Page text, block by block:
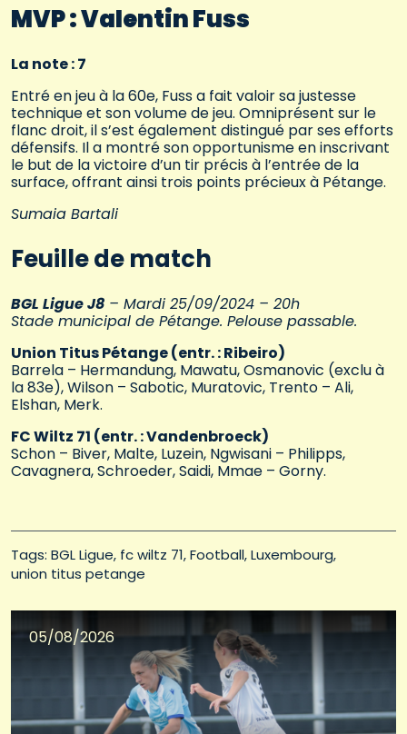
MVP : Valentin Fuss
La note : 7
Entré en jeu à la 60e, Fuss a fait valoir sa justesse
technique et son volume de jeu. Omniprésent sur le
flanc droit, il s’est également distingué par ses efforts
défensifs. Il a montré son opportunisme en inscrivant
le but de la victoire d’un tir précis à l’entrée de la
surface, offrant ainsi trois points précieux à Pétange.
Sumaia Bartali
Feuille de match
BGL Ligue J8 – Mardi 25/09/2024 – 20h
Stade municipal de Pétange. Pelouse passable.
Union Titus Pétange (entr. : Ribeiro)
Barrela – Hermandung, Mawatu, Osmanovic (exclu à
la 83e), Wilson – Sabotic, Muratovic, Trento – Ali,
Elshan, Merk.
FC Wiltz 71 (entr. : Vandenbroeck)
Schon – Biver, Malte, Luzein, Ngwisani – Philipps,
Cavagnera, Schroeder, Saidi, Mmae – Gorny.
Tags: BGL Ligue fc wiltz 71 Football Luxembourg
union titus petange
05/08/2026